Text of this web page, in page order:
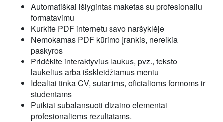
Automatiškai išlygintas maketas su profesionaliu
formatavimu
Kurkite PDF internetu savo naršyklėje
Nemokamas PDF kūrimo įrankis, nereikia
paskyros
Pridėkite interaktyvius laukus, pvz., teksto
laukelius arba išskleidžiamus meniu
Idealiai tinka CV, sutartims, oficialioms formoms ir
studentams
Puikiai subalansuoti dizaino elementai
profesionaliems rezultatams.